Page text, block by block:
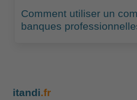
Comment utiliser un
banques
itandi.fr